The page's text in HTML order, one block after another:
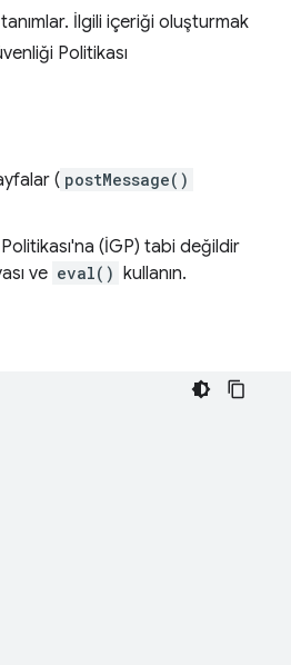
İlgili içeriği oluşturmak
Politikası
( postMessage()
(İGP) tabi değildir
ve eval() kullanın.